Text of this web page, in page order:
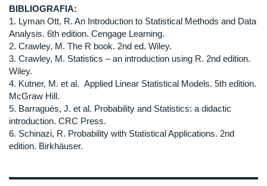
BIBLIOGRAFIA:
1. Lyman Ott, R. An Introduction to Statistical Methods and Data
Analysis. 6th edition. Cengage Learning.
2. Crawley, M. The R book. 2nd ed. Wiley.
3. Crawley, M. Statistics – an introduction using R. 2nd edition.
Wiley.
4. Kutner, M. et al. Applied Linear Statistical Models. 5th edition.
McGraw Hill.
5. Barragués, J. et al. Probability and Statistics: a didactic
introduction. CRC Press.
6. Schinazi, R. Probability with Statistical Applications. 2nd
edition. Birkhäuser.